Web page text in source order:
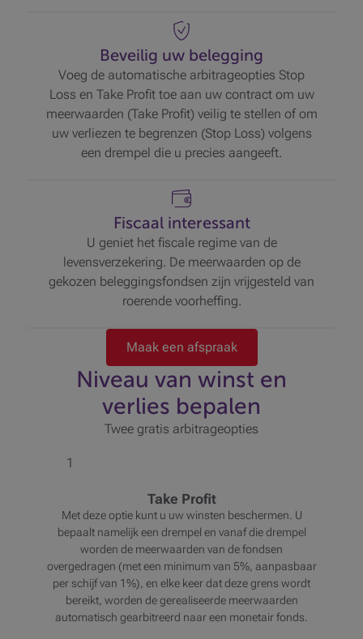
Beveilig uw belegging
Voeg de automatische arbitrageopties Stop
Loss en Take Profit toe aan uw contract om uw
meerwaarden (Take Profit) veilig te stellen of om
uw verliezen te begrenzen (Stop Loss) volgens
een drempel die u precies aangeeft.
Fiscaal interessant
U geniet het fiscale regime van de
levensverzekering. De meerwaarden op de
gekozen beleggingsfondsen zijn vrijgesteld van
roerende voorheffing.
Maak een afspraak
Niveau van winst en
verlies bepalen
Twee gratis arbitrageopties
1
Take Profit
Met deze optie kunt u uw winsten beschermen. U
bepaalt namelijk een drempel en vanaf die drempel
worden de meerwaarden van de fondsen
overgedragen (met een minimum van 5%, aanpasbaar
per schijf van 1%), en elke keer dat deze grens wordt
bereikt, worden de gerealiseerde meerwaarden
automatisch gearbitreerd naar een monetair fonds.